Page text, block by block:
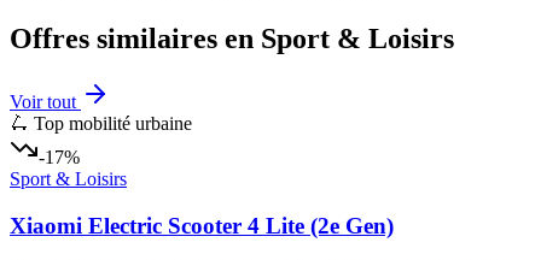
Offres similaires en Sport & Loisirs
Voir tout
🛴 Top mobilité urbaine
-17%
Sport & Loisirs
Xiaomi Electric Scooter 4 Lite (2e Gen)